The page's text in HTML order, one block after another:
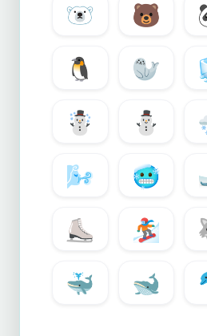
🐻‍❄️ 🐻
🐧
🦭
☃️
⛄
🌬️
🥶
⛸️
🏂
🐳
🐋